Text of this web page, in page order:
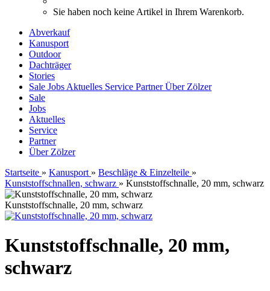
Sie haben noch keine Artikel in Ihrem Warenkorb.
Abverkauf
Kanusport
Outdoor
Dachträger
Stories
Sale Jobs Aktuelles Service PartnerÜber Zölzer
Sale
Jobs
Aktuelles
Service
Partner
Über Zölzer
Startseite » Kanusport » Beschläge & Einzelteile »
Kunststoffschnallen, schwarz » Kunststoffschnalle, 20 mm, schwarz
Kunststoffschnalle, 20 mm, schwarz
Kunststoffschnalle, 20 mm,
schwarz